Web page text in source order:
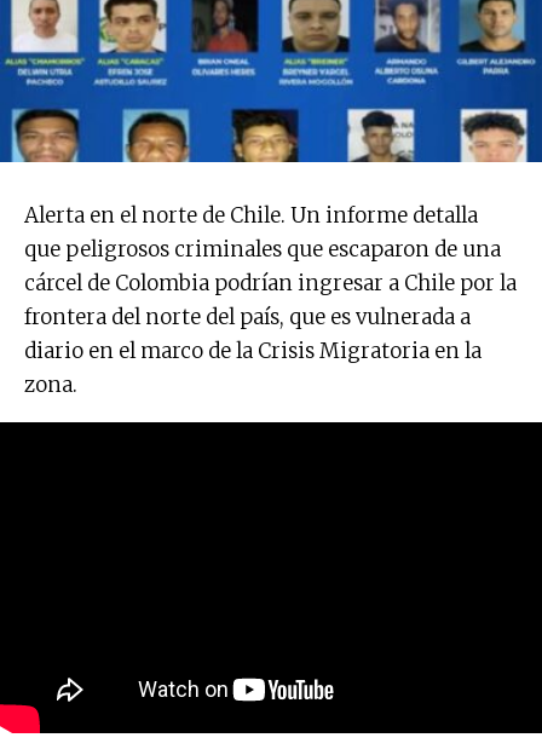
Alerta en el norte de Chile. Un informe detalla
que peligrosos criminales que escaparon de una
cárcel de Colombia podrían ingresar a Chile por la
frontera del norte del país, que es vulnerada a
diario en el marco de la Crisis Migratoria en la
zona.